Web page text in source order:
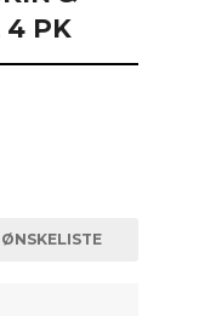
4 PK